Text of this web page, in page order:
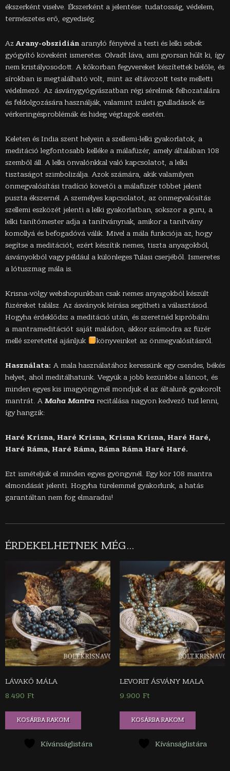
ékszerként viselve. Ékszerként a jelentése: tudatosság, védelem,
természetes erő, egyediség.
AzArany-obszidián aranyló fényével a testi és lelki sebek
gyógyító köveként ismeretes. Olvadt láva, ami gyorsan hűlt ki, így
nem kristályosodott. A kőkorban fegyvereket készítettek belőle, és
sírokban is megtalálható volt, mint az eltávozott teste melletti
védelmező. Az ásványgyógyászatban régi sérelmek felhozatalára
és feldolgozására használják, valamint izületi gyulladások és
vérkeringésproblémák és hideg végtagok esetén.
Keleten és India szent helyein a szellemi-lelki gyakorlatok, a
meditáció legfontosabb kelléke a málafüzér, amely általában 108
szemből áll. A lelki önvalónkkal való kapcsolatot, a lelki
tisztaságot szimbolizálja. Azok számára, akik valamilyen
önmegvalósítási tradíció követői a málafüzér többet jelent
puszta ékszernél. A személyes kapcsolatot, az önmegvalósítás
szellemi eszközét jelenti a lelki gyakorlatban, sokszor a guru, a
lelki tanítómester adja a tanítványnak, amikor a tanítvány
komollyá és befogadóvá válik. Mivel a mála funkciója az, hogy
segítse a meditációt, ezért készítik nemes, tiszta anyagokból,
ásványokból vagy például a különleges Tulasi cserjéből. Ismeretes
a lótuszmag mála is.
Krisna-völgy webshopunkban csak nemes anyagokból készült
füzéreket találsz. Az ásványok leírása segítheti a választásod.
Hogyha érdeklődsz a meditáció után, és szeretnéd kipróbálni
a mantrameditációt saját maládon, akkor számodra az füzér
mellé szeretettel ajánljuk
könyveinket az önmegvalósításról.
Használata: A mala használatához keressünk egy csendes, békés
helyet, ahol meditálhatunk. Vegyük a jobb kezünkbe a láncot, és
minden egyes kis imagyöngynél mondjuk el az általunk gyakorolt
mantrát. A Maha Mantra recitálása nagyon kedvező tud lenni,
így hangzik:
Haré Krisna, Haré Krisna, Krisna Krisna, Haré Haré,
Haré Ráma, Haré Ráma, Ráma Ráma Haré Haré.
Ezt ismételjük el minden egyes gyöngynél. Egy kör 108 mantra
elmondását jelenti. Hogyha türelemmel gyakorlunk, a hatás
garantáltan nem fog elmaradni!
ÉRDEKELHETNEK MÉG…
LÁVAKŐ MÁLA
8.490 Ft
KOSÁRBA RAKOM
Kívánságlistára
LEVORIT ÁSVÁNY MALA
9.900 Ft
KOSÁRBA RAKOM
Kívánságlistára